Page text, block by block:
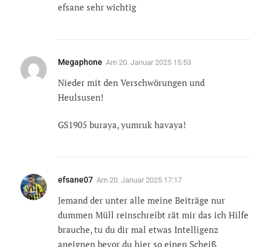
efsane sehr wichtig
Megaphone Am 20. Januar 2025 15:53
Nieder mit den Verschwörungen und
Heulsusen!
GS1905 buraya, yumruk havaya!
efsane07 Am 20. Januar 2025 17:17
Jemand der unter alle meine Beiträge nur
dummen Müll reinschreibt rät mir das ich Hilfe
brauche, tu du dir mal etwas Intelligenz
aneignen bevor du hier so einen Scheiß